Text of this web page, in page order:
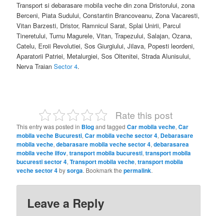
Transport si debarasare mobila veche din zona Dristorului, zona
Berceni, Piata Sudului, Constantin Brancoveanu, Zona Vacaresti,
Vitan Barzesti, Dristor, Ramnicul Sarat, Splai Unirii, Parcul
Tineretului, Turnu Magurele, Vitan, Trapezului, Salajan, Ozana,
Catelu, Eroii Revolutiei, Sos Giurgiului, Jilava, Popesti leordeni,
Aparatorii Patriei, Metalurgiei, Sos Oltenitei, Strada Alunisului,
Nerva TraianSector 4.
Rate this post
This entry was posted in Blogand taggedCar mobila veche,Car
mobila veche Bucuresti,Car mobila veche sector 4, Debarasare
mobila veche,debarasare mobila veche sector 4,debarasarea
mobila veche ilfov,transport mobila bucuresti,transport mobila
bucuresti sector 4,Transport mobila veche,transport mobila
veche sector 4bysorga. Bookmark thepermalink.
Leave a Reply